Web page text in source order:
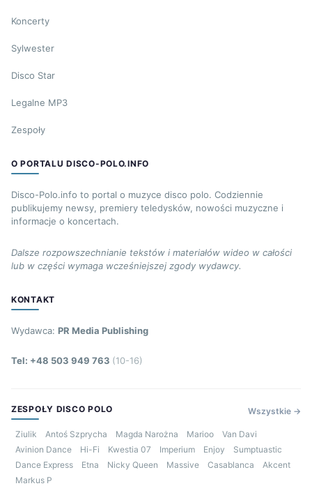
Koncerty
Sylwester
Disco Star
Legalne MP3
Zespoły
O PORTALU DISCO-POLO.INFO
Disco-Polo.info to portal o muzyce disco polo. Codziennie
publikujemy newsy, premiery teledysków, nowości muzyczne i
informacje o koncertach.
Dalsze rozpowszechnianie tekstów i materiałów wideo w całości
lub w części wymaga wcześniejszej zgody wydawcy.
KONTAKT
Wydawca: PR Media Publishing
Tel: +48 503 949 763 (10-16)
ZESPOŁY DISCO POLO Wszystkie →
Ziulik Antoś Szprycha Magda Narożna Marioo
Van Davi
Avinion Dance
Hi-Fi Kwestia 07 Imperium Enjoy
Sumptuastic
Dance Express
Etna Nicky Queen Massive Casablanca
Akcent
Markus P